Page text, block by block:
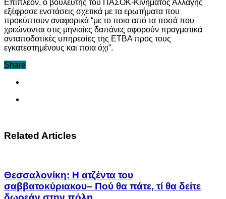
Επιπλέον, ο βουλευτής του ΠΑΣΟΚ-Κινήματος Αλλαγής
εξέφρασε ενστάσεις σχετικά με τα ερωτήματα που
προκύπτουν αναφορικά “με το ποια από τα ποσά που
χρεώνονται στις μηνιαίες δαπάνες αφορούν πραγματικά
ανταποδοτικές υπηρεσίες της ΕΤΒΑ προς τους
εγκατεστημένους και ποια όχι”.
Share
Related Articles
Θεσσαλονίκη: Η ατζέντα του
σαββατοκύριακου– Πού θα πάτε, τί θα δείτε